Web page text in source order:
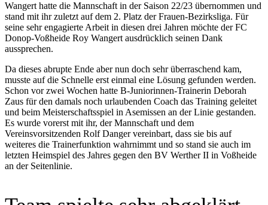
Wangert hatte die Mannschaft in der Saison 22/23 übernommen und
stand mit ihr zuletzt auf dem 2. Platz der Frauen-Bezirksliga. Für
seine sehr engagierte Arbeit in diesen drei Jahren möchte der FC
Donop-Voßheide Roy Wangert ausdrücklich seinen Dank
aussprechen.
Da dieses abrupte Ende aber nun doch sehr überraschend kam,
musste auf die Schnelle erst einmal eine Lösung gefunden werden.
Schon vor zwei Wochen hatte B-Juniorinnen-Trainerin Deborah
Zaus für den damals noch urlaubenden Coach das Training geleitet
und beim Meisterschaftsspiel in Asemissen an der Linie gestanden.
Es wurde vorerst mit ihr, der Mannschaft und dem
Vereinsvorsitzenden Rolf Danger vereinbart, dass sie bis auf
weiteres die Trainerfunktion wahrnimmt und so stand sie auch im
letzten Heimspiel des Jahres gegen den BV Werther II in Voßheide
an der Seitenlinie.